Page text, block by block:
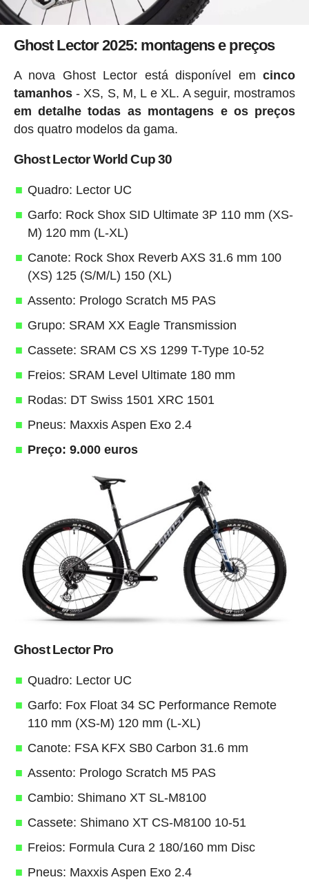
Ghost Lector 2025: montagens e preços
A nova Ghost Lector está disponível emcinco
tamanhos- XS, S, M, L e XL. A seguir, mostramos
em detalhe todas as montagens e os preços
dos quatro modelos da gama.
Ghost Lector World Cup 30
Quadro: Lector UC
Garfo: Rock Shox SID Ultimate 3P 110 mm (XS-
M) 120 mm (L-XL)
Canote: Rock Shox Reverb AXS 31.6 mm 100
(XS) 125 (S/M/L) 150 (XL)
Assento: Prologo Scratch M5 PAS
Grupo: SRAM XX Eagle Transmission
Cassete: SRAM CS XS 1299 T-Type 10-52
Freios: SRAM Level Ultimate 180 mm
Rodas: DT Swiss 1501 XRC 1501
Pneus: Maxxis Aspen Exo 2.4
Preço: 9.000 euros
Ghost Lector Pro
Quadro: Lector UC
Garfo: Fox Float 34 SC Performance Remote
110 mm (XS-M) 120 mm (L-XL)
Canote: FSA KFX SB0 Carbon 31.6 mm
Assento: Prologo Scratch M5 PAS
Cambio: Shimano XT SL-M8100
Cassete: Shimano XT CS-M8100 10-51
Freios: Formula Cura 2 180/160 mm Disc
Pneus: Maxxis Aspen Exo 2.4